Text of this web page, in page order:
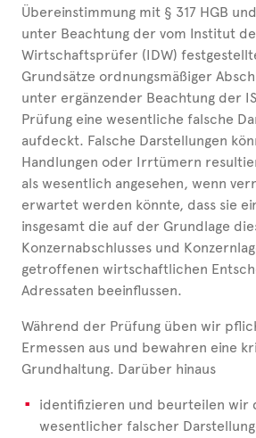
Übereinstimmung mit § 317 HGB
unter Beachtung der vom Institut
Wirtschaftsprüfer (IDW)
Grundsätze ordnungsmäßiger
unter ergänzender Beachtung der
Prüfung eine wesentliche falsche
aufdeckt. Falsche Darstellungen
Handlungen oder Irrtümern
als wesentlich angesehen, wenn
erwartet werden könnte, dass sie
insgesamt die auf der Grundlage
Konzernabschlusses und
getroffenen wirtschaftlichen
Adressaten beeinflussen.
Während der Prüfung üben wir
Ermessen aus und bewahren eine
Grundhaltung. Darüber hinaus
identifizieren und beurteilen wir
wesentlicher falscher